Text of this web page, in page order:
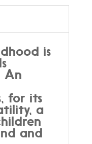
is
An
for its
a
and